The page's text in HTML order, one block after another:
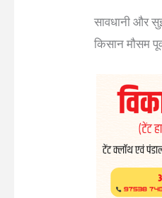
सावधानी और
किसान मौसम